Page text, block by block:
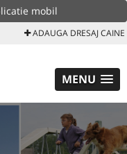
mobil
ADAUGA DRESAJ CAINE
MENU